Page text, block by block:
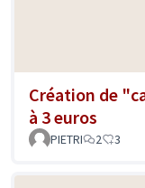
Création de
à 3 euros
PIETRI 2 3